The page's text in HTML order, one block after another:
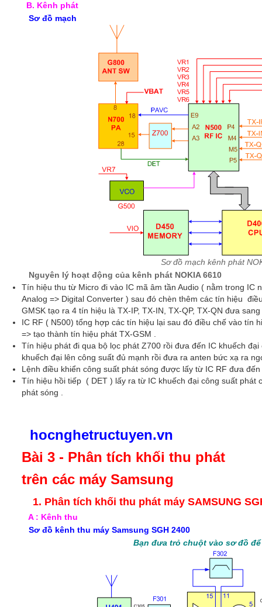
B. Kênh phát
Sơ đồ mạch
Sơ đồ mạch kênh phát
Nguyên lý hoạt động của kênh phát NOKIA 6610
Tín hiệu thu từ Micro đi vào IC mã âm tần Audio ( nằm trong IC
Analog => Digital Converter ) sau đó chèn thêm các tín hiệu
GMSK tạo ra 4 tín hiệu là TX-IP, TX-IN, TX-QP, TX-QN đưa
IC RF ( N500) tổng hợp các tín hiệu lại sau đó điều chế vào tín
=> tạo thành tín hiệu phát TX-GSM .
Tín hiệu phát đi qua bộ lọc phát Z700 rồi đưa đến IC khuếch
khuếch đại lên công suất đủ mạnh rồi đưa ra anten bức xạ ra
Lệnh điều khiển công suất phát sóng được lấy từ IC RF đưa
Tín hiệu hồi tiếp ( DET ) lấy ra từ IC khuếch đại công suất phát
phát sóng .
hocnghetructuyen.vn
Bài 3 - Phân tích khối thu phát
trên các máy Samsung
1. Phân tích khối thu phát máy SAMSUNG
A : Kênh thu
Sơ đồ kênh thu máy Samsung SGH 2400
Bạn đưa trỏ chuột vào sơ đồ